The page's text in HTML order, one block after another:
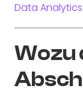
Data Analytics
Wozu